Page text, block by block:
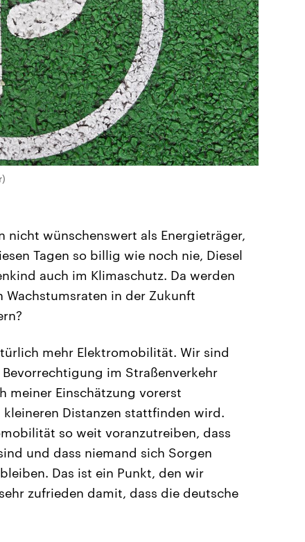
nicht wünschenswert als Energieträger,
Tagen so billig wie noch nie, Diesel
auch im Klimaschutz. Da werden
in der Zukunft
mehr Elektromobilität. Wir sind
im Straßenverkehr
meiner Einschätzung vorerst
Distanzen stattfinden wird.
so weit voranzutreiben, dass
und dass niemand sich Sorgen
Das ist ein Punkt, den wir
zufrieden damit, dass die deutsche